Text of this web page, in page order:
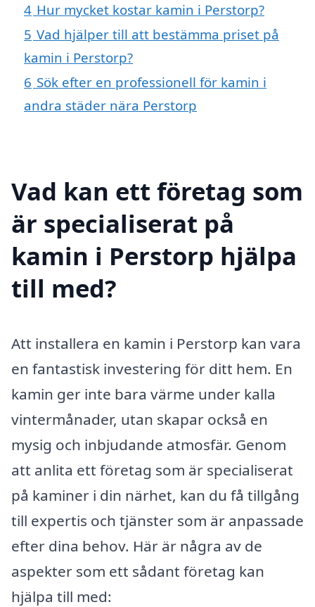
4 Hur mycket kostar kamin i Perstorp?
5 Vad hjälper till att bestämma priset på
kamin i Perstorp?
6 Sök efter en professionell för kamin i
andra städer nära Perstorp
Vad kan ett företag som
är specialiserat på
kamin i Perstorp hjälpa
till med?
Att installera en kamin i Perstorp kan vara
en fantastisk investering för ditt hem. En
kamin ger inte bara värme under kalla
vintermånader, utan skapar också en
mysig och inbjudande atmosfär. Genom
att anlita ett företag som är specialiserat
på kaminer i din närhet, kan du få tillgång
till expertis och tjänster som är anpassade
efter dina behov. Här är några av de
aspekter som ett sådant företag kan
hjälpa till med: